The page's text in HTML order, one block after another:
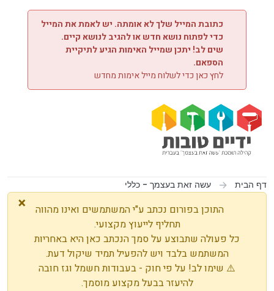
דילוג לתוכן
כתובת המייל שלך לא אומתה. יש לאמת את המייל
כדי לפתוח נושא חדש או להגיב לנושא קיים.
שים לב! יתכן שמייל האימות הגיע לתיקיית
הספאם.
לחץ כאן כדי לשלוח מייל אימות מחדש
דף הבית עשה זאת בעצמך - כללי
×
התוכן בפורום נכתב ע"י המשתמשים ואינו מהווה
תחליף לייעוץ מקצועי.
כל פעולה שתבוצע על סמך הנכתב כאן היא באחריות
המשתמש בלבד ויש להפעיל תמיד שיקול דעת.
⚠️ שימו לב! על פי חוק - בעבודות חשמל וגז חובה
להיעזר בבעל מקצוע מוסמך.